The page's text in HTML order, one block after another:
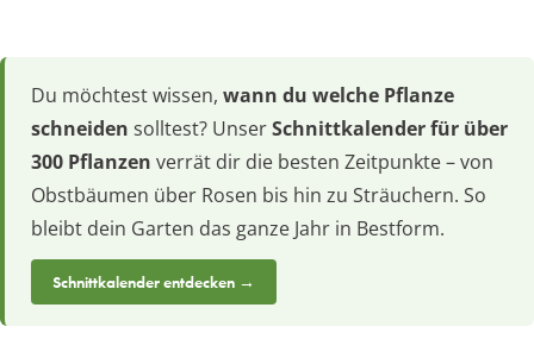
Du möchtest wissen, wann du welche Pflanze
schneiden solltest? UnserSchnittkalender für über
300 Pflanzen verrät dir die besten Zeitpunkte – von
Obstbäumen über Rosen bis hin zu Sträuchern. So
bleibt dein Garten das ganze Jahr in Bestform.
Schnittkalender entdecken →